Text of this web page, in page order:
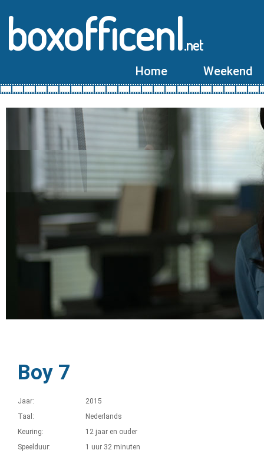
boxofficenl.net
Home Weekend
Boy 7
Jaar:
2015
Taal:
Nederlands
Keuring:
12 jaar en ouder
Speelduur:
1 uur 32 minuten